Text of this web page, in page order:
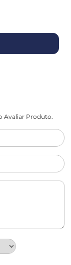
Avaliar Produto.